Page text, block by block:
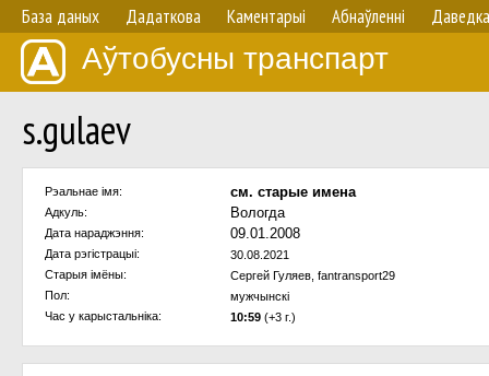
База даных Дадаткова Каментарыі Абнаўленнi Даведка
Аўтобусны транспарт
s.gulaev
Рэальнае імя: см. старые имена
Адкуль: Вологда
Дата нараджэння: 09.01.2008
Дата рэгістрацыі:
30.08.2021
Старыя імёны:
Сергей Гуляев, fantransport29
Пол:
мужчынскi
Час у карыстальнiка:
10:59 (+3 г.)